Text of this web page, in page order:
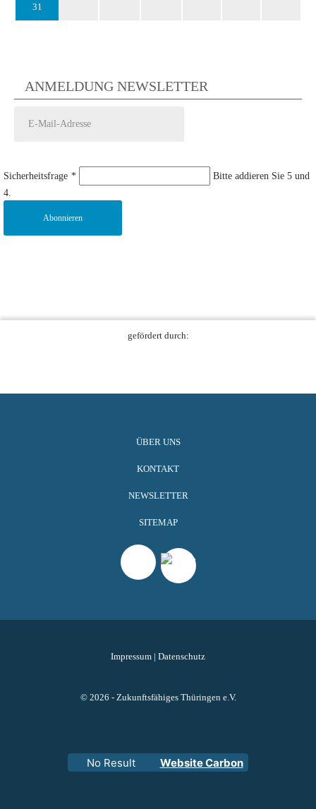
31
ANMELDUNG NEWSLETTER
Sicherheitsfrage *
Bitte addieren Sie 5 und
4.
Abonnieren
gefördert durch:
ÜBER UNS
KONTAKT
NEWSLETTER
SITEMAP
Impressum | Datenschutz
© 2026 - Zukunftsfähiges Thüringen e.V.
No Result Website Carbon